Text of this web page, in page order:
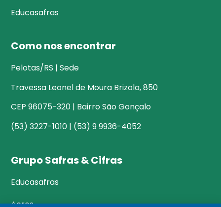
Educasafras
Como nos encontrar
Pelotas/RS | Sede
Travessa Leonel de Moura Brizola, 850
CEP 96075-320 | Bairro São Gonçalo
(53) 3227-1010 | (53) 9 9936-4052
Grupo Safras & Cifras
Educasafras
Acres